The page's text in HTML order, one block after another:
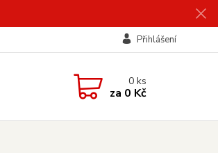
Přihlášení
0ks
za 0 Kč